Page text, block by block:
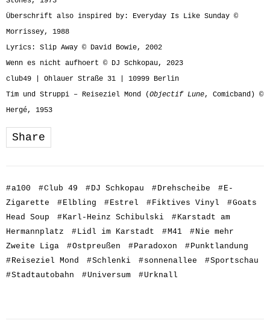
Überschrift also inspired by: Everyday Is Like Sunday ©
Morrissey, 1988
Lyrics: Slip Away © David Bowie, 2002
Wenn es nicht aufhoert © DJ Schkopau, 2023
club49 | Ohlauer Straße 31 | 10999 Berlin
Tim und Struppi – Reiseziel Mond (Objectif Lune, Comicband) ©
Hergé, 1953
Share
#a100 #Club 49 #DJ Schkopau #Drehscheibe #E-
Zigarette
#Elbling #Estrel #Fiktives Vinyl #Goats
Head Soup
#Karl-Heinz Schibulski #Karstadt am
Hermannplatz
#Lidl im Karstadt #M41 #Nie mehr
Zweite Liga
#Ostpreußen #Paradoxon #Punktlandung
#Reiseziel Mond #Schlenki #sonnenallee #Sportschau
#Stadtautobahn #Universum #Urknall